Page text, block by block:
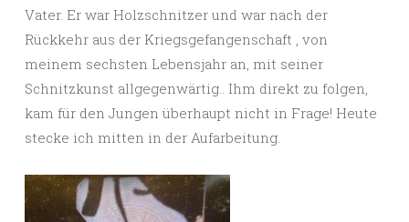
Vater. Er war Holzschnitzer und war nach der
Rückkehr aus der Kriegsgefangenschaft , von
meinem sechsten Lebensjahr an, mit seiner
Schnitzkunst allgegenwärtig.. Ihm direkt zu folgen,
kam für den Jungen überhaupt nicht in Frage! Heute
stecke ich mitten in der Aufarbeitung.